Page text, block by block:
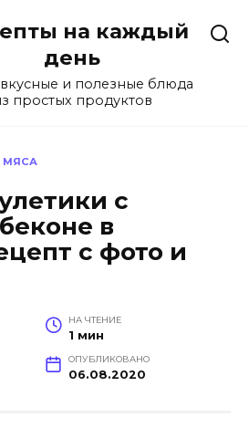
на каждый
день
и полезные блюда
простых продуктов
МЯСА
с
в
с фото и
НА ЧТЕНИЕ
1 мин
ОПУБЛИКОВАНО
06.08.2020